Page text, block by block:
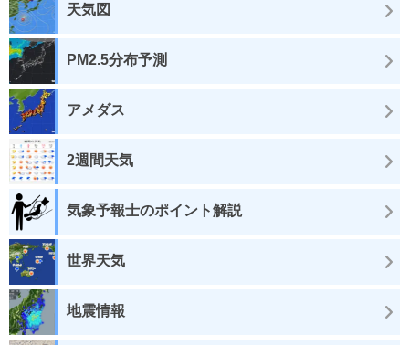
天気図
PM2.5分布予測
アメダス
2週間天気
気象予報士のポイント解説
世界天気
地震情報